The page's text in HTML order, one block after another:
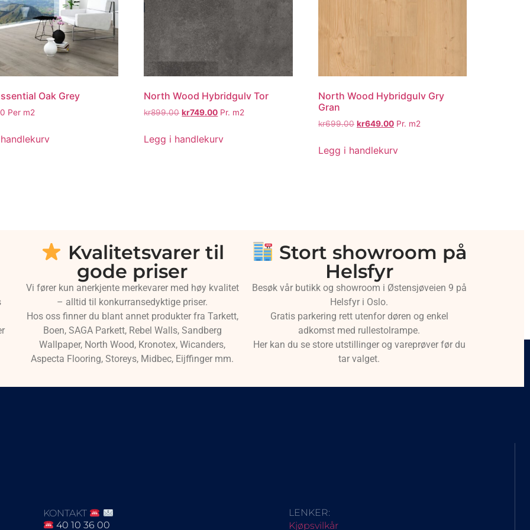
Oak Grey
Per m2
North Wood Hybridgulv Tor
kr899.00 kr749.00 Pr. m2
Legg i handlekurv
North Wood Hybridgulv Gry
Gran
kr699.00 kr649.00 Pr. m2
Legg i handlekurv
Kvalitetsvarer til
gode priser
Vi fører kun anerkjente merkevarer med høy kvalitet
– alltid til konkurransedyktige priser.
Hos oss finner du blant annet produkter fra Tarkett,
Boen, SAGA Parkett, Rebel Walls, Sandberg
Wallpaper, North Wood, Kronotex, Wicanders,
Aspecta Flooring, Storeys, Midbec, Eijffinger mm.
Stort showroom på
Helsfyr
Besøk vår butikk og showroom i Østensjøveien 9 på
Helsfyr i Oslo.
Gratis parkering rett utenfor døren og enkel
adkomst med rullestolrampe.
Her kan du se store utstillinger og vareprøver før du
tar valget.
KONTAKT
40 10 36 00
LENKER:
Kjøpsvilkår